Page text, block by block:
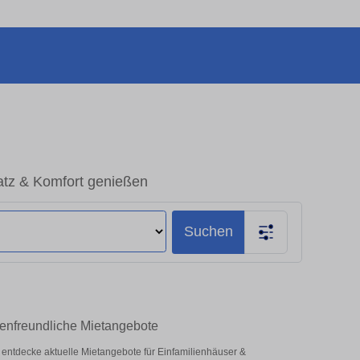
& Komfort genießen
Suchen
Mietangebote
aktuelle Mietangebote für Einfamilienhäuser &